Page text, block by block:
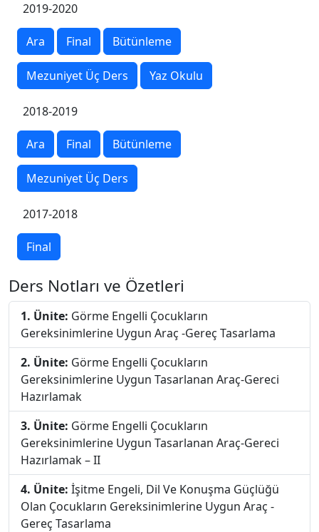
2019-2020
Ara Final Bütünleme
Mezuniyet Üç Ders Yaz Okulu
2018-2019
Ara Final Bütünleme
Mezuniyet Üç Ders
2017-2018
Final
Ders Notları ve Özetleri
1. Ünite: Görme Engelli Çocukların
Gereksinimlerine Uygun Araç -Gereç Tasarlama
2. Ünite: Görme Engelli Çocukların
Gereksinimlerine Uygun Tasarlanan Araç-Gereci
Hazırlamak
3. Ünite: Görme Engelli Çocukların
Gereksinimlerine Uygun Tasarlanan Araç-Gereci
Hazırlamak – II
4. Ünite: İşitme Engeli, Dil Ve Konuşma Güçlüğü
Olan Çocukların Gereksinimlerine Uygun Araç -
Gereç Tasarlama